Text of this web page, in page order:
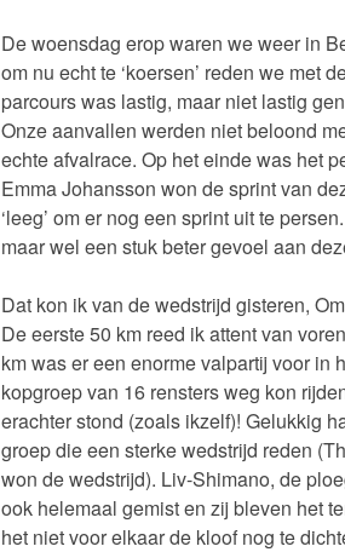
De woensdag erop waren we weer in
om nu echt te ‘koersen’ reden we met
parcours was lastig, maar niet lastig
Onze aanvallen werden niet beloond
echte afvalrace. Op het einde was het
Emma Johansson won de sprint van
‘leeg’ om er nog een sprint uit te
maar wel een stuk beter gevoel aan
Dat kon ik van de wedstrijd gisteren,
De eerste 50 km reed ik attent van
km was er een enorme valpartij voor in
kopgroep van 16 rensters weg kon
erachter stond (zoals ikzelf)! Gelukkig
groep die een sterke wedstrijd reden
won de wedstrijd). Liv-Shimano, de
ook helemaal gemist en zij bleven het
het niet voor elkaar de kloof nog te